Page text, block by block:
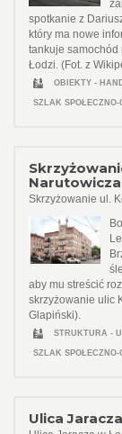
spotkanie z
który ma nowe
tankuje samochód
Łodzi. (Fot. z
OBIEKTY -
SZLAK SPOŁECZNO-
Skrzyżowanie ul.
aby mu streścić
skrzyżowanie ulic
Glapiński).
STRUKTURA -
SZLAK SPOŁECZNO-
Ulica